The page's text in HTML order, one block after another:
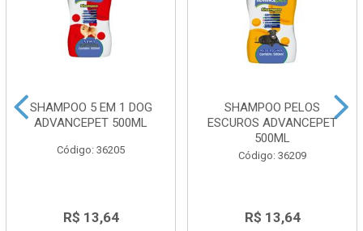
SHAMPOO 5 EM 1 DOG
ADVANCEPET 500ML
Código: 36205
R$ 13,64
SHAMPOO PELOS
ESCUROS ADVANCEPET
500ML
Código: 36209
R$ 13,64